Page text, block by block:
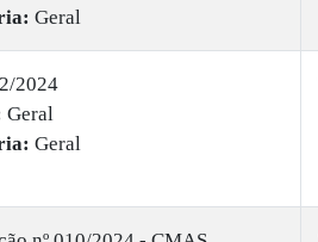
Geral
2024
Geral
Geral